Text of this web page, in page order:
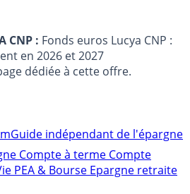
CNP : Fonds euros Lucya CNP :
en 2026 et 2027
dédiée à cette offre.
Guide indépendant de l'épargne
Compte à terme Compte
PEA & Bourse Epargne retraite